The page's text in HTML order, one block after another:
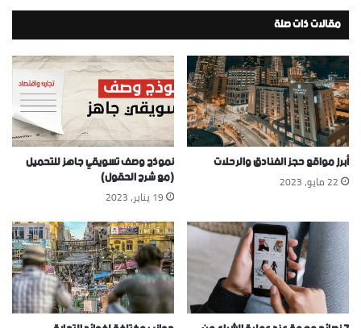
مقالات ذات صلة
أبرز مواقع حجز الفنادق والرحلات
22 مايو، 2023
نموذج وصف تسويقي جاهز للتحميل
(مع شرح الحقول)
19 يناير، 2023